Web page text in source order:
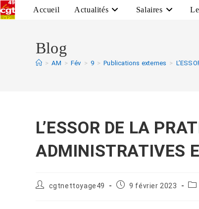
Accueil Actualités Salaires
Blog
> AM > Fév > 9 > Publications externes >
L’ESSOR DE LA
ADMINISTRATIVES
cgtnettoyage49 9 février 2023